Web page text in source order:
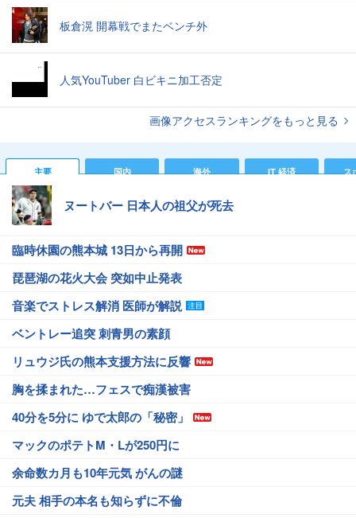
板倉滉 開幕戦でまたベンチ外
人気YouTuber 白ビキニ加工否定
画像アクセスランキングをもっと見る
主要 国内 海外 IT 経済 ス
ヌートバー 日本人の祖父が死去
臨時休園の熊本城 13日から再開
琵琶湖の花火大会 突如中止発表
音楽でストレス解消 医師が解説
ベントレー追突 刺青男の素顔
リュウジ氏の熊本支援方法に反響
胸を揉まれた…フェスで痴漢被害
40分を5分に ゆで太郎の「秘密」
マックのポテトM・Lが250円に
余命数カ月も10年元気 がんの謎
元夫 相手の本名も知らずに不倫